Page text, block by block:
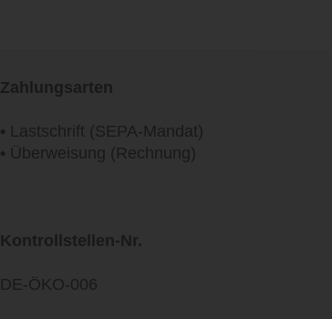
Zahlungsarten
• Lastschrift (SEPA-Mandat)
• Überweisung (Rechnung)
Kontrollstellen-Nr.
DE-ÖKO-006